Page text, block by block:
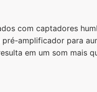
com captadores
amplificador para
em um som mais